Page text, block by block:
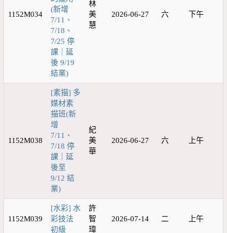
1152M034
(新增
7/11、
7/18、
7/25 停
課｜延
後 9/19
結業)
林
美
慧
2026-06-27 六 下午
1152M038
[素描] 多
媒材素
描班(新
增
7/11、
7/18 停
課｜延
後至
9/12 結
業)
紀
美
華
2026-06-27 六 上午
1152M039
[水彩] 水
彩技法
初級
許
智
瑋
2026-07-14 二 上午